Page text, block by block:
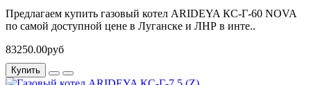
Предлагаем купить газовый котел ARIDEYA КС-Г-60 NOVA
по самой доступной цене в Луганске и ЛНР в инте..
83250.00руб
Купить